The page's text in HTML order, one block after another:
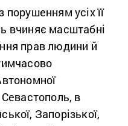
усіх її
вчиняє масштабні
прав людини й
в
Запорізької,